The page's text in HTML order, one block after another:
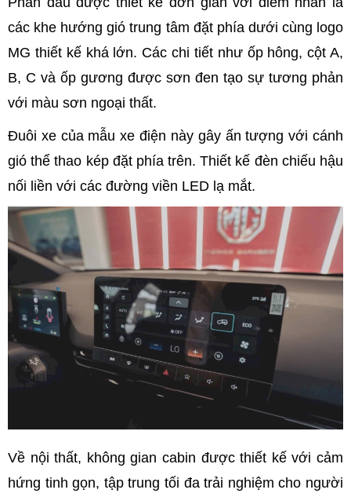
các khe hướng gió trung tâm đặt phía dưới cùng logo
MG thiết kế khá lớn. Các chi tiết như ốp hông, cột A,
B, C và ốp gương được sơn đen tạo sự tương phản
với màu sơn ngoại thất.
Đuôi xe của mẫu xe điện này gây ấn tượng với cánh
gió thể thao kép đặt phía trên. Thiết kế đèn chiếu hậu
nối liền với các đường viền LED lạ mắt.
Về nội thất, không gian cabin được thiết kế với cảm
hứng tinh gọn, tập trung tối đa trải nghiệm cho người